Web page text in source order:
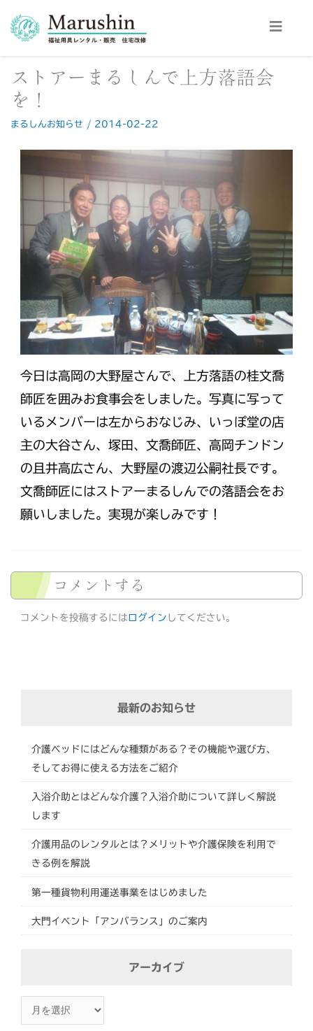
最新のお知らせ
介護ベッドにはどんな種類がある？その機能や選び方、
そしてお得に使える方法をご紹介
入浴介助とはどんな介護？入浴介助について詳しく解説
します
介護用品のレンタルとは？メリットや介護保険を利用で
きる例を解説
第一種貨物利用運送事業をはじめました
大門イベント「アンバランス」のご案内
アーカイブ
カ
ストアーまるしんで上方落語会
を！
まるしんお知らせ / 2014-02-22
今日は高岡の大野屋さんで、上方落語の桂文喬
師匠を囲みお食事会をしました。写真に写って
いるメンバーは左からおなじみ、いっぽ堂の店
主の大谷さん、塚田、文喬師匠、高岡チンドン
の且井高広さん、大野屋の渡辺公嗣社長です。
文喬師匠にはストアーまるしんでの落語会をお
願いしました。実現が楽しみです！
コメントする
コメントを投稿するにはログイン してください。